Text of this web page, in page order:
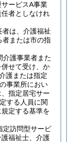
ービスA事業
者としなけれ
は、介護福祉
者または市の指
介護事業者また
せて受け、か
護または指定
事業所におい
指定居宅サー
する人員に関
規定する基準を
定訪問型サービ
福祉士、介護